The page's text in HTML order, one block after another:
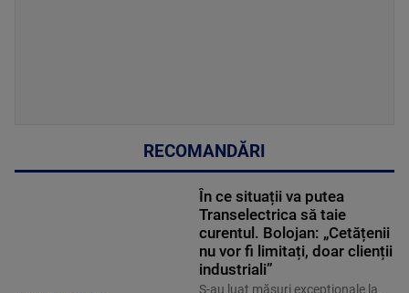
RECOMANDĂRI
În ce situații va putea
Transelectrica să taie
curentul. Bolojan: „Cetățenii
nu vor fi limitați, doar clienții
industriali”
S-au luat măsuri excepționale la